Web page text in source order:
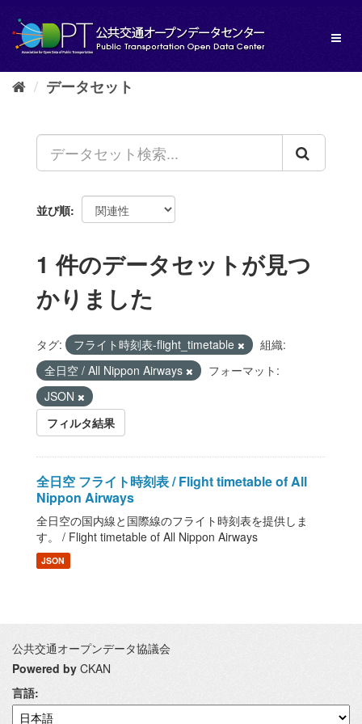
し
データセット
並び順
1 件のデータセットが見つ
かりました
タグ: フライト時刻表-flight_timetable
組織:
全日空 / All Nippon Airways
フォーマット:
JSON
フィルタ結果
全日空 フライト時刻表 / Flight timetable of All
Nippon Airways
全日空の国内線と国際線のフライト時刻表を提供しま
す。 / Flight timetable of All Nippon Airways
JSON
公共交通オープンデータ協議会
Powered by CKAN
言語